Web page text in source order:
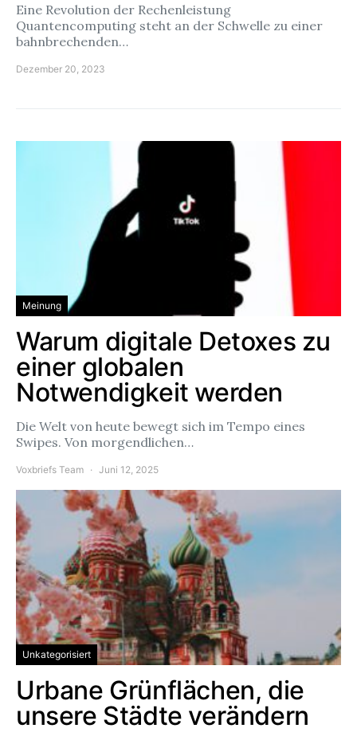
Eine Revolution der Rechenleistung
Quantencomputing steht an der Schwelle zu einer
bahnbrechenden…
Dezember 20, 2023
Meinung
Warum digitale Detoxes zu
einer globalen
Notwendigkeit werden
Die Welt von heute bewegt sich im Tempo eines
Swipes. Von morgendlichen…
Voxbriefs Team Juni 12, 2025
Unkategorisiert
Urbane Grünflächen, die
unsere Städte verändern